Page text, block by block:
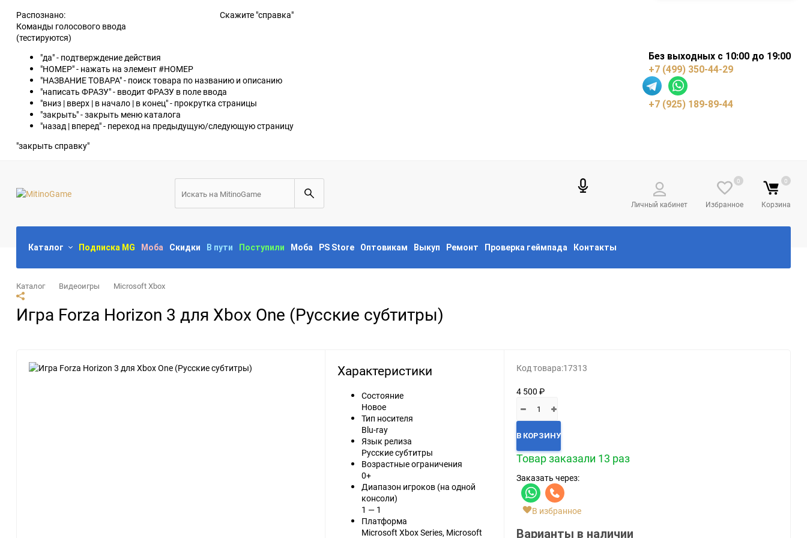
Распознано:
Скажите "справка"
Команды голосового ввода
(тестируются)
"да" - подтверждение действия
"НОМЕР" - нажать на элемент #НОМЕР
"НАЗВАНИЕ ТОВАРА" - поиск товара по названию и описанию
"написать ФРАЗУ" - вводит ФРАЗУ в поле ввода
"вниз | вверх | в начало | в конец" - прокрутка страницы
"закрыть" - закрыть меню каталога
"назад | вперед" - переход на предыдущую/следующую страницу
"закрыть справку"
Без выходных с 10:00 до 19:00
+7 (499) 350-44-29
+7 (925) 189-89-44
Личный кабинет Избранное
0
Корзина
0
Аксессуары
Microsoft Xbox
Разные
Amazon
Nintendo
Microsoft Xbox
Разные 8 и 16 бит
Microsoft Xbox
Разные
Крышки, подставки
Шлемы, рули
Эл.книги / планшеты
Каталог Скидки Поступили
В пути Моба PS Store Оптовикам Выкуп Ремонт Проверка геймпада
Подписка MG Моба Контакты
Каталог Видеоигры Microsoft Xbox
Игра Forza Horizon 3 для Xbox One (Русские субтитры)
Характеристики
Состояние
Новое
Тип носителя
Blu-ray
Язык релиза
Русские субтитры
Возрастные ограничения
0+
Диапазон игроков (на одной
консоли)
1 — 1
Платформа
Microsoft Xbox Series, Microsoft
Код товара:17313
4 500 ₽
В КОРЗИНУ
Товар заказали 13 раз
Заказать через:
В избранное
Варианты в наличии